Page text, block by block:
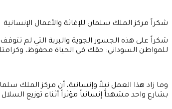
شكراً مركز الملك سلمان للإغاثة والأعمال الإنسانية
شكراً على هذه الجسور الجوية والبرية التي لم
للمواطن السوداني: حقك في الحياة محفوظ،
وما زاد هذا العمل نبلاً وإنسانية، أن مركز الملك
بشارع واحد مشهداً إنسانياً مؤثراً أثناء توزيع